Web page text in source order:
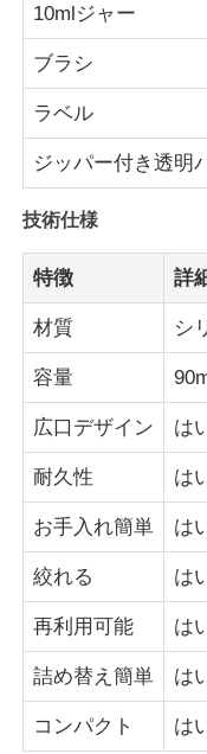
シリコン旅行器
シリコン製折りた
シリコンの折りた
シリコンキッチン
シリコーン ゴム
10mlジャー
ブラシ
ラベル
ジッパー付き透明
技術仕様
特徴 詳
材質 シ
容量
広口デザイン は
耐久性 は
お手入れ簡単 は
絞れる は
再利用可能 は
詰め替え簡単 は
コンパクト は